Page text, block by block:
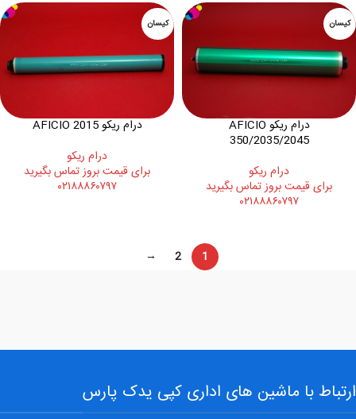
کیسان
درام ریکو AFICIO
350/2035/2045
درام ريکو
برای قیمت بروز تماس بگیرید
۰۲۱۸۸۸۶۰۷۹۷
کیسان
درام ریکو AFICIO 2015
درام ريکو
برای قیمت بروز تماس بگیرید
۰۲۱۸۸۸۶۰۷۹۷
1
2
→
ارتباط با ماشین های اداری کپی یدک پارس